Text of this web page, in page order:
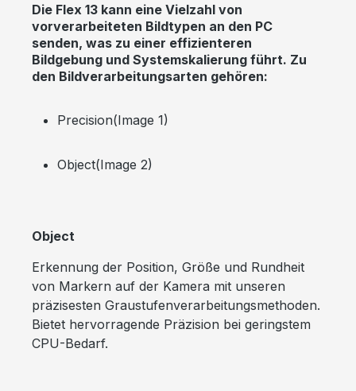
Die Flex 13 kann eine Vielzahl von
vorverarbeiteten Bildtypen an den PC
senden, was zu einer effizienteren
Bildgebung und Systemskalierung führt. Zu
den Bildverarbeitungsarten gehören:
Precision(Image 1)
Object(Image 2)
Object
Erkennung der Position, Größe und Rundheit
von Markern auf der Kamera mit unseren
präzisesten Graustufenverarbeitungsmethoden.
Bietet hervorragende Präzision bei geringstem
CPU-Bedarf.